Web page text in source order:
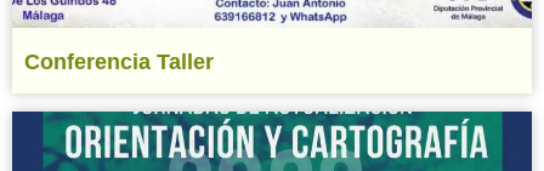
Conferencia Taller